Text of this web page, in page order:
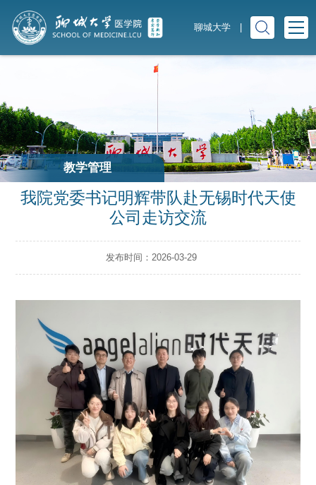
聊城大学
教学管理
我院党委书记明辉带队赴无锡时代天使
公司走访交流
发布时间：2026-03-29